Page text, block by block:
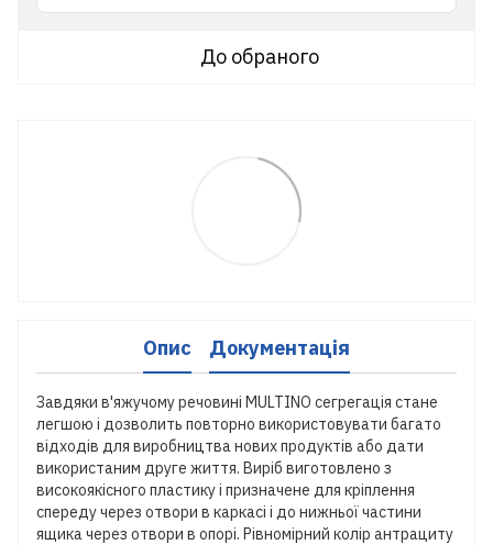
До обраного
Опис Документація
Завдяки в'яжучому речовині MULTINO сегрегація стане
легшою і дозволить повторно використовувати багато
відходів для виробництва нових продуктів або дати
використаним друге життя. Виріб виготовлено з
високоякісного пластику і призначене для кріплення
спереду через отвори в каркасі і до нижньої частини
ящика через отвори в опорі. Рівномірний колір антрациту